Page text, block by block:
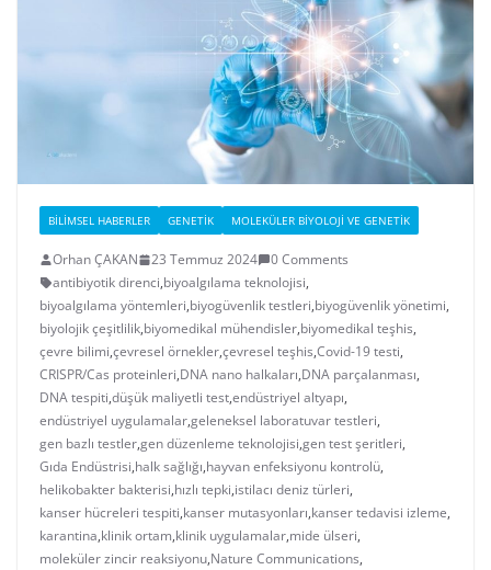
BILIMSEL HABERLER GENETIK MOLEKÜLER BIYOLOJI VE GENETIK
Orhan ÇAKAN 23 Temmuz 2024
0 Comments
antibiyotik direnci,biyoalgılama teknolojisi,
biyoalgılama yöntemleri,biyogüvenlik testleri,biyogüvenlik yönetimi,
biyolojik çeşitlilik,biyomedikal mühendisler,biyomedikal teşhis,
çevre bilimi,çevresel örnekler,çevresel teşhis,Covid-19 testi,
CRISPR/Cas proteinleri,DNA nano halkaları,DNA parçalanması,
DNA tespiti,düşük maliyetli test,endüstriyel altyapı,
endüstriyel uygulamalar,geleneksel laboratuvar testleri,
gen bazlı testler,gen düzenleme teknolojisi,gen test şeritleri,
Gıda Endüstrisi,halk sağlığı,hayvan enfeksiyonu kontrolü,
helikobakter bakterisi,hızlı tepki,istilacı deniz türleri,
kanser hücreleri tespiti,kanser mutasyonları,kanser tedavisi izleme,
karantina,klinik ortam,klinik uygulamalar,mide ülseri,
moleküler zincir reaksiyonu,Nature Communications,